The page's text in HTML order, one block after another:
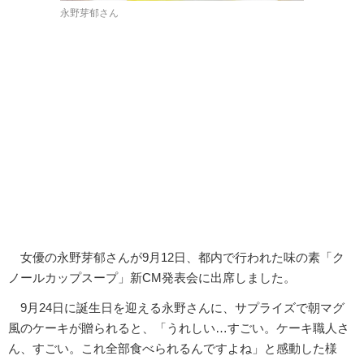
永野芽郁さん
女優の永野芽郁さんが9月12日、都内で行われた味の素「ク
ノールカップスープ」新CM発表会に出席しました。
9月24日に誕生日を迎える永野さんに、サプライズで朝マグ
風のケーキが贈られると、「うれしい…すごい。ケーキ職人さ
ん、すごい。これ全部食べられるんですよね」と感動した様